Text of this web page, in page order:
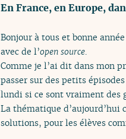
En France, en Europe,
Bonjour à tous et bonne
avec de l’open source.
Comme je l’ai dit dans mon
passer sur des petits
lundi si ce sont vraiment des
La thématique d’aujourd’hui
solutions, pour les élèves